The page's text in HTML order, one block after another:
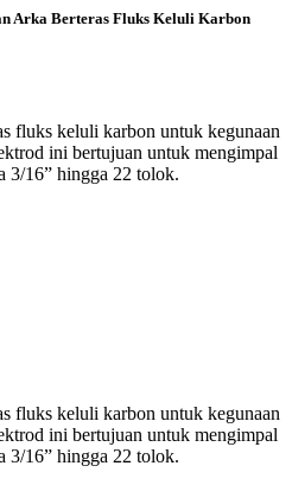
Arka Berteras Fluks Keluli Karbon
fluks keluli karbon untuk kegunaan
ini bertujuan untuk mengimpal
3/16” hingga 22 tolok.
fluks keluli karbon untuk kegunaan
ini bertujuan untuk mengimpal
3/16” hingga 22 tolok.